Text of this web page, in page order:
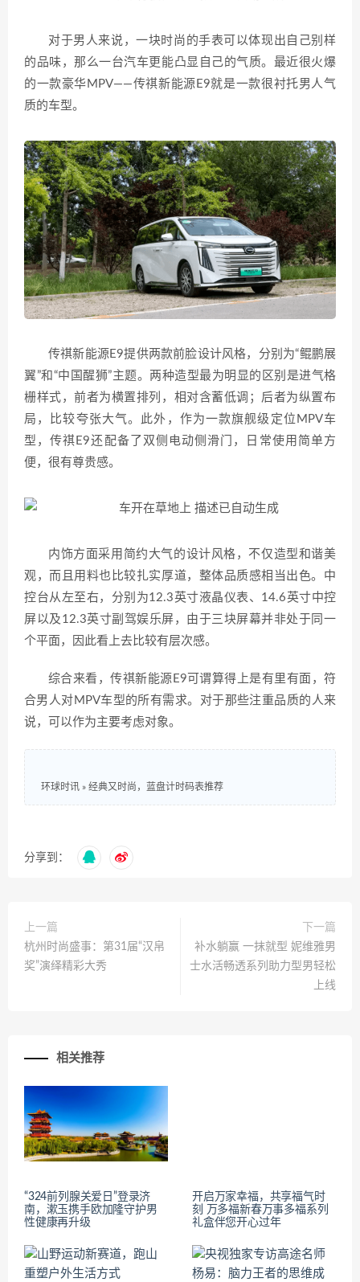
对于男人来说，一块时尚的手表可以体现出自己别样
的品味，那么一台汽车更能凸显自己的气质。最近很火爆
的一款豪华MPV——传祺新能源E9就是一款很衬托男人气
质的车型。
传祺新能源E9提供两款前脸设计风格，分别为“鲲鹏展
翼”和“中国醒狮”主题。两种造型最为明显的区别是进气格
栅样式，前者为横置排列，相对含蓄低调；后者为纵置布
局，比较夸张大气。此外，作为一款旗舰级定位MPV车
型，传祺E9还配备了双侧电动侧滑门，日常使用简单方
便，很有尊贵感。
内饰方面采用简约大气的设计风格，不仅造型和谐美
观，而且用料也比较扎实厚道，整体品质感相当出色。中
控台从左至右，分别为12.3英寸液晶仪表、14.6英寸中控
屏以及12.3英寸副驾娱乐屏，由于三块屏幕并非处于同一
个平面，因此看上去比较有层次感。
综合来看，传祺新能源E9可谓算得上是有里有面，符
合男人对MPV车型的所有需求。对于那些注重品质的人来
说，可以作为主要考虑对象。
环球时讯 » 经典又时尚，蓝盘计时码表推荐
分享到：
上一篇
杭州时尚盛事：第31届“汉帛
奖”演绎精彩大秀
下一篇
补水躺赢 一抹就型 妮维雅男
士水活畅透系列助力型男轻松
上线
相关推荐
“324前列腺关爱日”登录济
南，漱玉携手欧加隆守护男
性健康再升级
开启万家幸福，共享福气时
刻 万多福新春万事多福系列
礼盒伴您开心过年